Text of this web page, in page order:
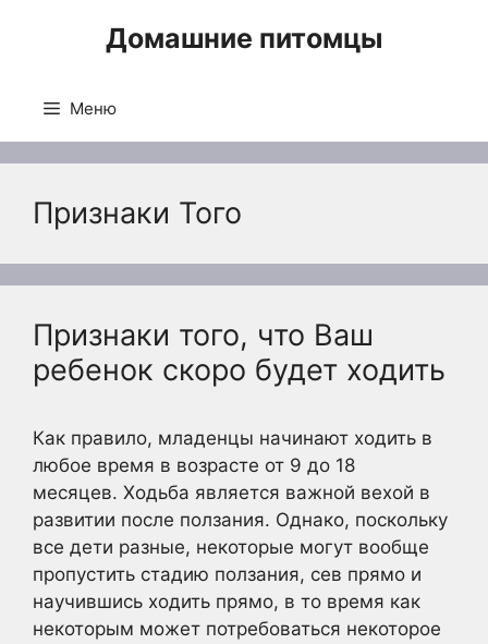
Домашние питомцы
Меню
Признаки Того
Признаки того, что Ваш
ребенок скоро будет ходить
Как правило, младенцы начинают ходить в
любое время в возрасте от 9 до 18
месяцев. Ходьба является важной вехой в
развитии после ползания. Однако, поскольку
все дети разные, некоторые могут вообще
пропустить стадию ползания, сев прямо и
научившись ходить прямо, в то время как
некоторым может потребоваться некоторое